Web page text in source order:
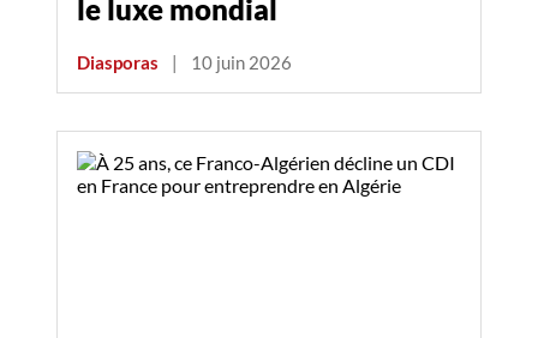
le luxe mondial
Diasporas | 10 juin 2026